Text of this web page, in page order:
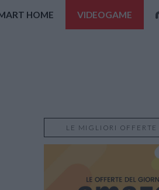
HOME VIDEOGAME
LE MIGLIORI